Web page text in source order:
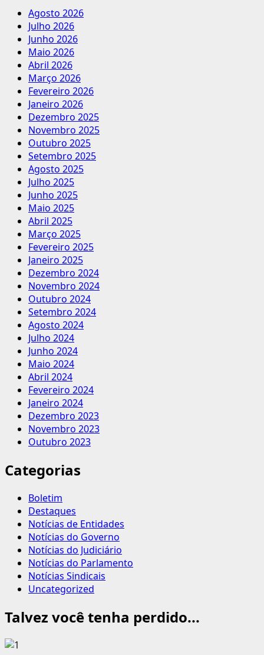
Agosto 2026
Julho 2026
Junho 2026
Maio 2026
Abril 2026
Março 2026
Fevereiro 2026
Janeiro 2026
Dezembro 2025
Novembro 2025
Outubro 2025
Setembro 2025
Agosto 2025
Julho 2025
Junho 2025
Maio 2025
Abril 2025
Março 2025
Fevereiro 2025
Janeiro 2025
Dezembro 2024
Novembro 2024
Outubro 2024
Setembro 2024
Agosto 2024
Julho 2024
Junho 2024
Maio 2024
Abril 2024
Fevereiro 2024
Janeiro 2024
Dezembro 2023
Novembro 2023
Outubro 2023
Categorias
Boletim
Destaques
Notícias de Entidades
Notícias do Governo
Notícias do Judiciário
Notícias do Parlamento
Notícias Sindicais
Uncategorized
Talvez você tenha perdido...